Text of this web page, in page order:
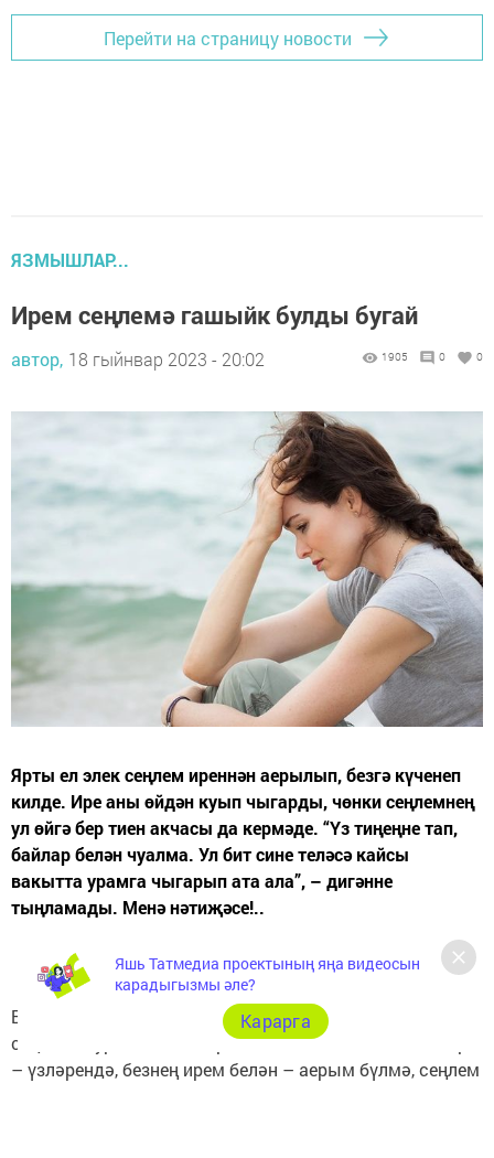
Перейти на страницу новости
ЯЗМЫШЛАР...
Ирем сеңлемә гашыйк булды бугай
автор, 18 гыйнвар 2023 - 20:02 1905 0 0
Ярты ел элек сеңлем иреннән аерылып, безгә күченеп
килде. Ире аны өйдән куып чыгарды, чөнки сеңлемнең
ул өйгә бер тиен акчасы да кермәде. “Үз тиңеңне тап,
байлар белән чуалма. Ул бит сине теләсә кайсы
вакытта урамга чыгарып ата ала”, – дигәнне
тыңламады. Менә нәтиҗәсе!..
Безнең фатир алай зур булмаса да, сыйдык. Бертуган
сеңлемне урамда калдыра алмыйм бит инде! Балалар
– үзләрендә, безнең ирем белән – аерым бүлмә, сеңлем
Яшь Татмедиа проектының яңа видеосын
карадыгызмы әле?
Карарга